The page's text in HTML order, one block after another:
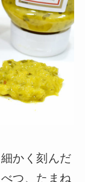
かく刻んだ
つ、たまね